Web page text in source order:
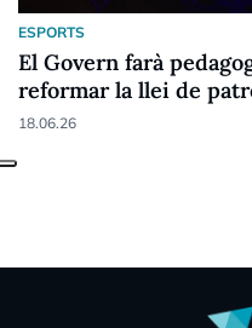
ESPORTS
El Govern farà
reformar la llei de
18.06.26